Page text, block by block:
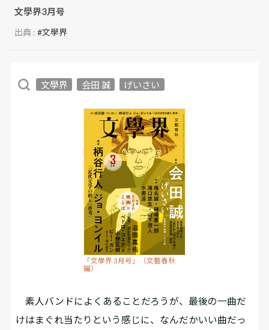
文學界3月号
出典 :#文學界
文學界 会田 誠 げいさい
「文學界 3月号」（文藝春秋
編）
素人バンドによくあることだろうが、最後の一曲だ
けはまぐれ当たりという感じに、なんだかいい曲だっ